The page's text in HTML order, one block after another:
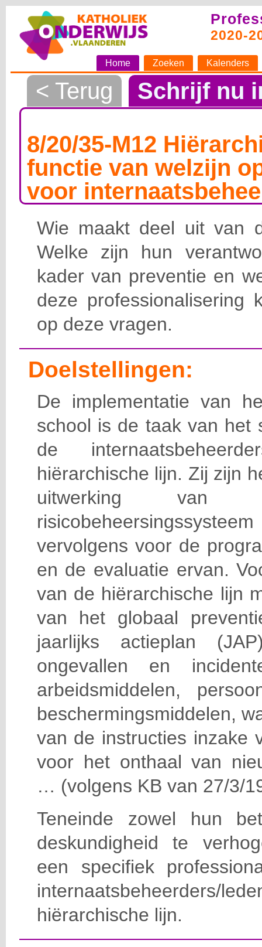
2020-
Home Zoeken Kalenders
< Terug Schrijf nu
8/20/35-M12
functie van welzijn
voor
Wie maakt deel uit van
Welke zijn hun
kader van preventie en
deze professionalisering
op deze vragen.
Doelstellingen:
De implementatie van
school is de taak van het
de
hiërarchische lijn. Zij zijn
uitwerking van
vervolgens voor de
en de evaluatie ervan.
van de hiërarchische lijn
van het globaal
jaarlijks actieplan
ongevallen en
arbeidsmiddelen,
beschermingsmiddelen,
van de instructies inzake
voor het onthaal van
… (volgens KB van 27/3/
Teneinde zowel hun
deskundigheid te
een specifiek
hiërarchische lijn.